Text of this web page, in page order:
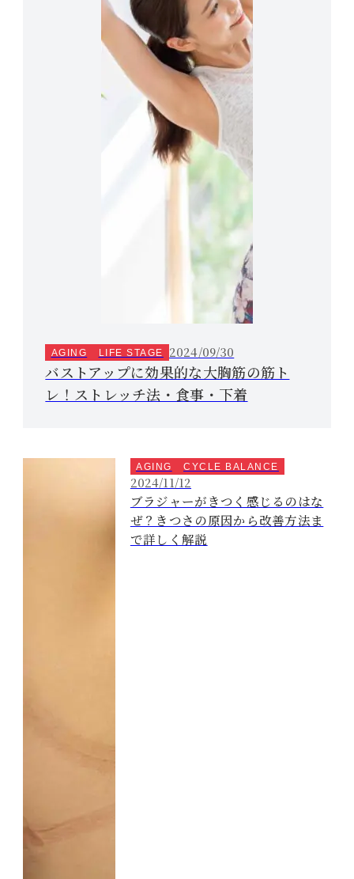
AGING LIFE STAGE 2024/09/30
バストアップに効果的な大胸筋の筋ト
レ！ストレッチ法・食事・下着
AGING CYCLE BALANCE
2024/11/12
ブラジャーがきつく感じるのはな
ぜ？きつさの原因から改善方法ま
で詳しく解説